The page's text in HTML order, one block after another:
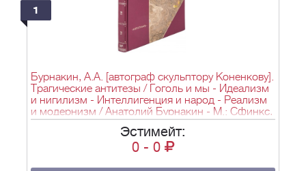
1
Бурнакин, А.А. [автограф скульптору Коненкову].
Трагические антитезы / Гоголь и мы - Идеализм
и нигилизм - Интеллигенция и народ - Реализм
и модернизм / Анатолий Бурнакин - М.: Сфинкс,
1910 - 172 с. [12] с. объявлений.; 23х15,5 см.
Эстимейт:
0 - 0